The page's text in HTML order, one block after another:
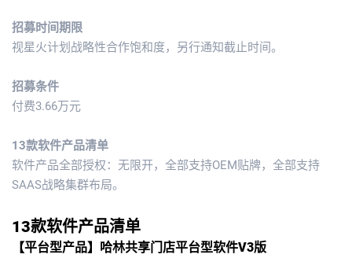
招募时间期限
视星火计划战略性合作饱和度，另行通知截止时间。
招募条件
付费3.66万元
13款软件产品清单
软件产品全部授权：无限开，全部支持OEM贴牌，全部支持
SAAS战略集群布局。
13款软件产品清单
【平台型产品】哈林共享门店平台型软件V3版